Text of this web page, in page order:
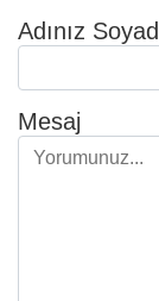
Adınız
Mesaj